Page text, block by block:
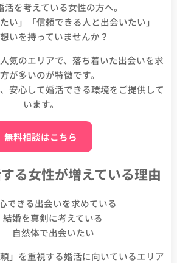
活を考えている女性の方へ。
い」「信頼できる人と出会いたい」
いを持っていませんか？
気のエリアで、落ち着いた出会いを求
が多いのが特徴です。
安心して婚活できる環境をご提供して
います。
無料相談はこちら
る女性が増えている理由
できる出会いを求めている
結婚を真剣に考えている
自然体で出会いたい
」を重視する婚活に向いているエリア